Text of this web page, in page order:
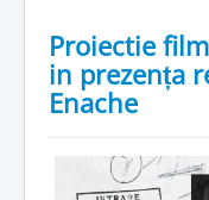
Proiectie
in prezența
Enache